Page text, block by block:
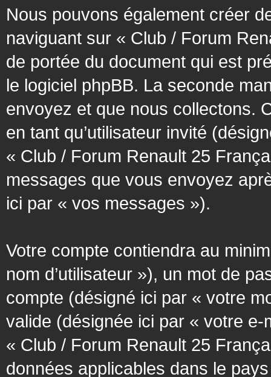
Nous pouvons également créer
naviguant sur « Club / Forum
de portée du document qui est
le logiciel phpBB. La seconde
envoyez et que nous collectons.
en tant qu’utilisateur invité
« Club / Forum Renault 25
messages que vous envoyez
ici par « vos messages »).
Votre compte contiendra au
nom d’utilisateur »), un mot de
compte (désigné ici par « votre
valide (désignée ici par « votre
« Club / Forum Renault 25
données applicables dans le